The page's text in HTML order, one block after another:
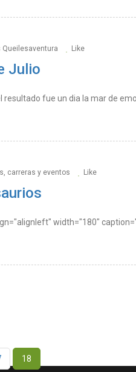
Queilesaventura Like
Julio
resultado fue un dia la mar de
carreras y eventos Like
width="180"
18